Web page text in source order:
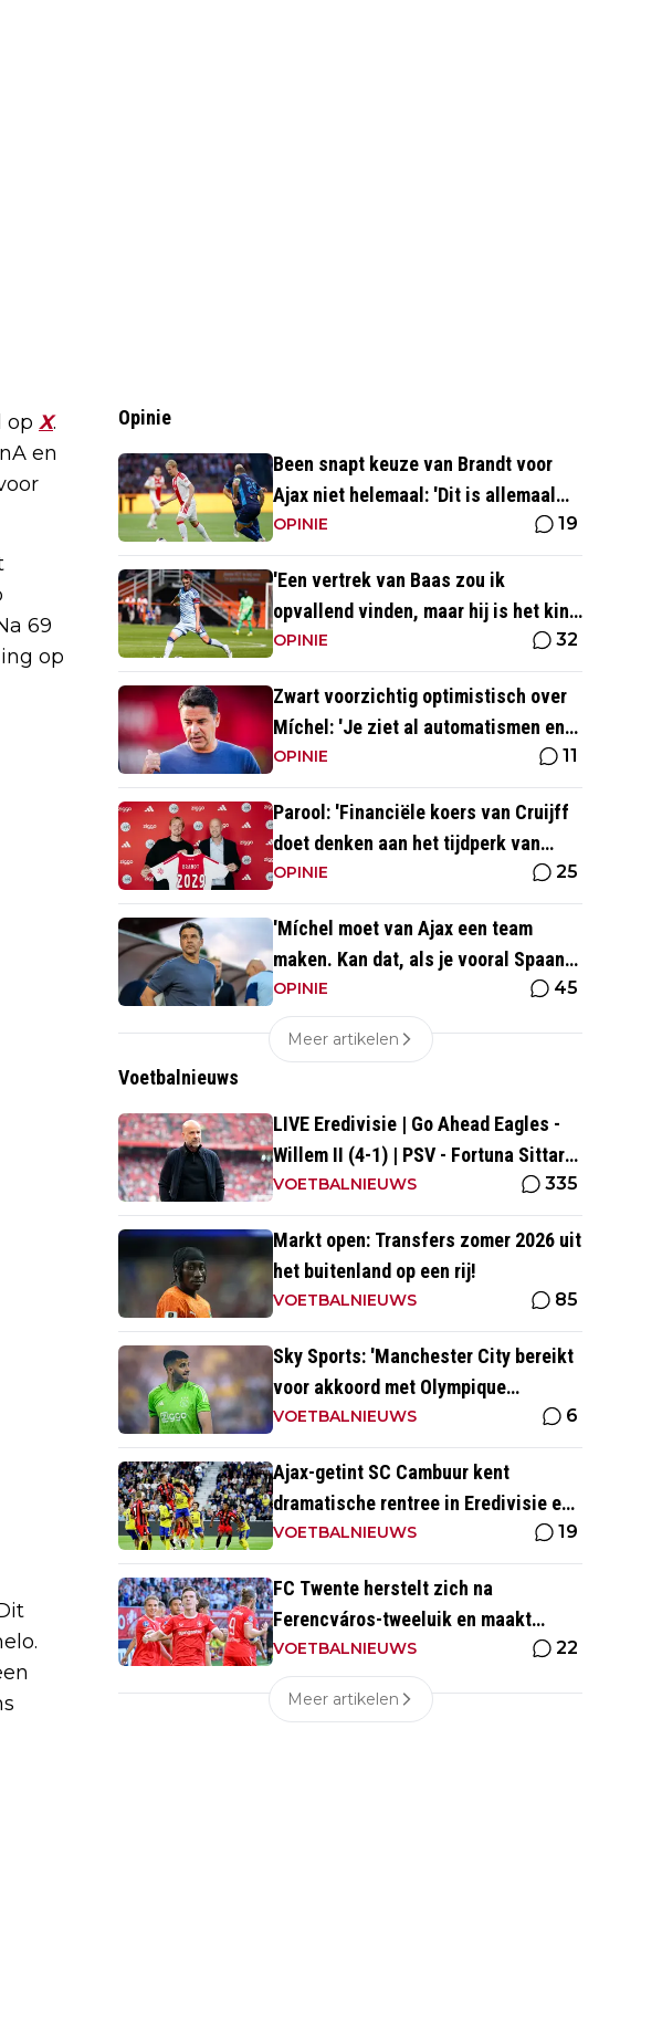
op X.
en
69
op
Opinie
Been snapt keuze van Brandt voor
Ajax niet helemaal: 'Dit is allemaal
wat makkelijker'
OPINIE 19
'Een vertrek van Baas zou ik
opvallend vinden, maar hij is het kind
van de rekening van de komst van
Blind'
OPINIE 32
Zwart voorzichtig optimistisch over
Míchel: 'Je ziet al automatismen en
patronen terug, maar...'
OPINIE 11
Parool: 'Financiële koers van Cruijff
doet denken aan het tijdperk van
Overmars'
OPINIE 25
'Míchel moet van Ajax een team
maken. Kan dat, als je vooral Spaans
spreekt?'
OPINIE 45
Meer artikelen
Voetbalnieuws
LIVE Eredivisie | Go Ahead Eagles -
Willem II (4-1) | PSV - Fortuna Sittard
(0-0)
VOETBALNIEUWS 335
Markt open: Transfers zomer 2026 uit
het buitenland op een rij!
VOETBALNIEUWS 85
Sky Sports: 'Manchester City bereikt
voor akkoord met Olympique
Marseille; Rulli voor twee miljoen
naar Engeland'
VOETBALNIEUWS 6
Ajax-getint SC Cambuur kent
dramatische rentree in Eredivisie en
krijgt pak slaag in eigen huis
VOETBALNIEUWS 19
FC Twente herstelt zich na
Ferencváros-tweeluik en maakt
gehakt van Slowaakse opponent
VOETBALNIEUWS 22
Meer artikelen